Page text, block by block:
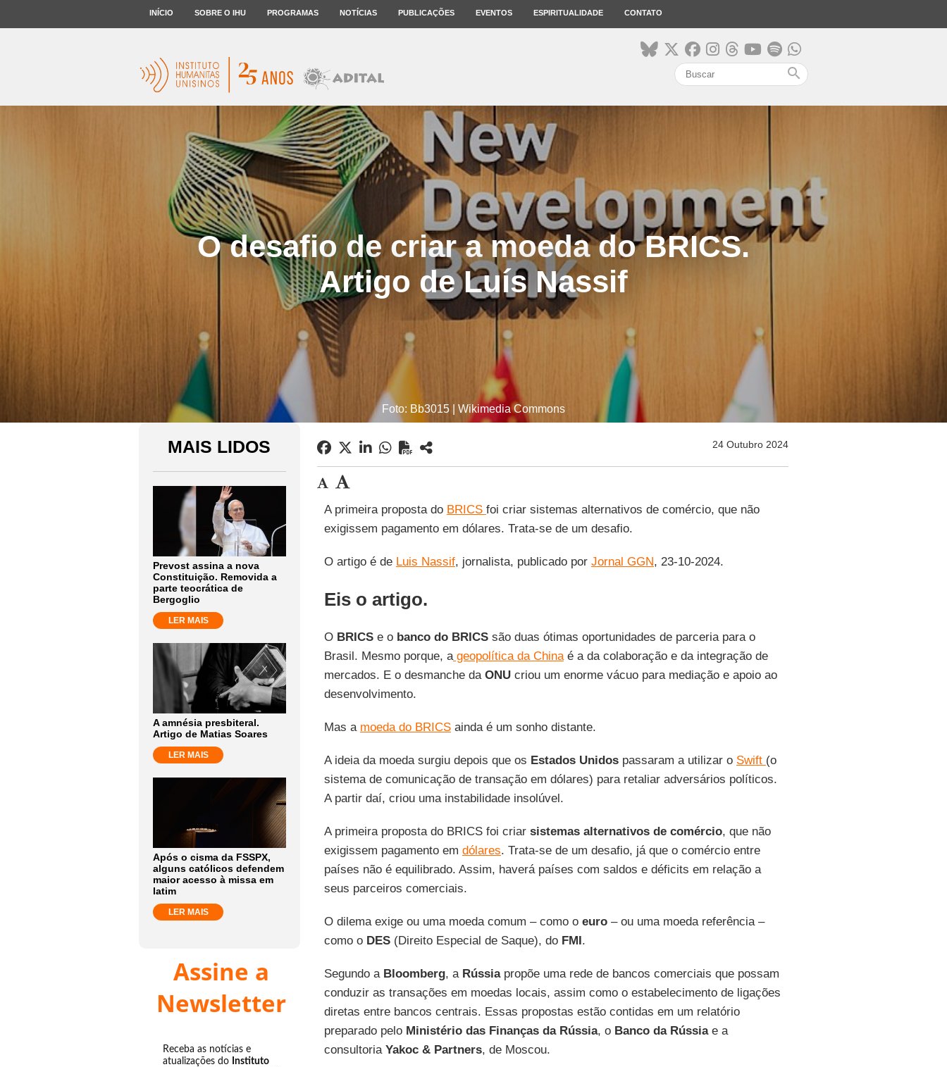
INÍCIO SOBRE O IHU PROGRAMAS NOTÍCIAS PUBLICAÇÕES EVENTOS ESPIRITUALIDADE CONTATO
search
O desafio de criar a moeda do BRICS.
Artigo de Luís Nassif
Foto: Bb3015 | Wikimedia Commons
MAIS LIDOS
Prevost assina a nova
Constituição. Removida a
parte teocrática de
Bergoglio
LER MAIS
A amnésia presbiteral.
Artigo de Matias Soares
LER MAIS
Após o cisma da FSSPX,
alguns católicos defendem
maior acesso à missa em
latim
LER MAIS
Assine a
Newsletter
Receba as notícias e
atualizações do Instituto
24 Outubro 2024
A primeira proposta do BRICS foi criar sistemas alternativos de comércio, que não
exigissem pagamento em dólares. Trata-se de um desafio.
O artigo é de Luis Nassif, jornalista, publicado por Jornal GGN, 23-10-2024.
Eis o artigo.
O BRICSe o banco do BRICSsão duas ótimas oportunidades de parceria para o
Brasil. Mesmo porque, ageopolítica da Chinaé a da colaboração e da integração de
mercados. E o desmanche da ONUcriou um enorme vácuo para mediação e apoio ao
desenvolvimento.
Mas a moeda do BRICSainda é um sonho distante.
A ideia da moeda surgiu depois que os Estados Unidospassaram a utilizar o Swift (o
sistema de comunicação de transação em dólares) para retaliar adversários políticos.
A partir daí, criou uma instabilidade insolúvel.
A primeira proposta do BRICS foi criar sistemas alternativos de comércio, que não
exigissem pagamento em dólares. Trata-se de um desafio, já que o comércio entre
países não é equilibrado. Assim, haverá países com saldos e déficits em relação a
seus parceiros comerciais.
O dilema exige ou uma moeda comum – como o euro– ou uma moeda referência –
como o DES(Direito Especial de Saque), do FMI.
Segundo a Bloomberg, a Rússiapropõe uma rede de bancos comerciais que possam
conduzir as transações em moedas locais, assim como o estabelecimento de ligações
diretas entre bancos centrais. Essas propostas estão contidas em um relatório
preparado pelo Ministério das Finanças da Rússia, o Banco da Rússiae a
consultoria Yakoc & Partners, de Moscou.